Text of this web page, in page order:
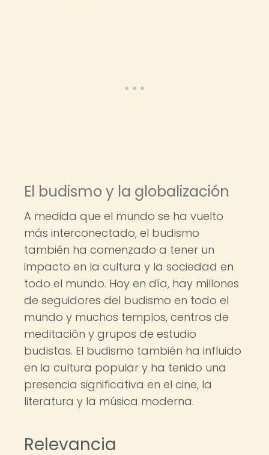
El budismo y la globalización
A medida que el mundo se ha vuelto
más interconectado, el budismo
también ha comenzado a tener un
impacto en la cultura y la sociedad en
todo el mundo. Hoy en día, hay millones
de seguidores del budismo en todo el
mundo y muchos templos, centros de
meditación y grupos de estudio
budistas. El budismo también ha influido
en la cultura popular y ha tenido una
presencia significativa en el cine, la
literatura y la música moderna.
Relevancia